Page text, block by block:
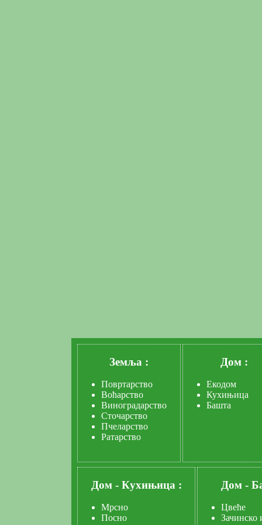
Земља :
Повртарство
Воћарство
Виноградарство
Сточарство
Пчеларство
Ратарство
Дом :
Екодом
Кухињица
Башта
Дом - Кухињица :
Мрсно
Посно
Дом -
Цвеће
Зачинско